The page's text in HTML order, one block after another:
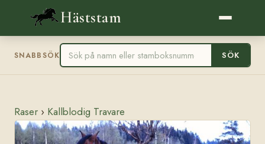
Häststam
SNABBSÖK SÖK
Raser › Kallblodig Travare